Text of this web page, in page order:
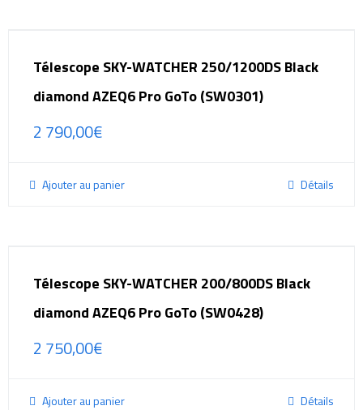
Télescope SKY-WATCHER 250/1200DS Black
diamond AZEQ6 Pro GoTo (SW0301)
2 790,00€
Ajouter au panier Détails
Télescope SKY-WATCHER 200/800DS Black
diamond AZEQ6 Pro GoTo (SW0428)
2 750,00€
Ajouter au panier Détails